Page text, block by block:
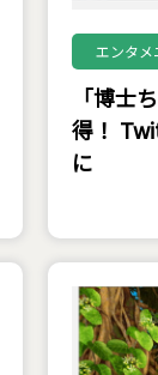
エンタメ
「博士
得！
に